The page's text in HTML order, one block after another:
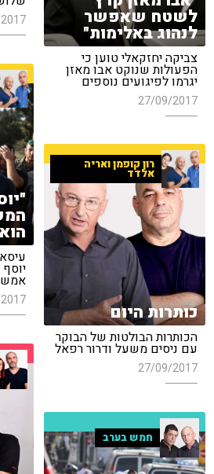
לשטח שאפשר
לנהוג באלימות"
צביקה יחזקאלי טוען כי
הפעולות שנוקט אבו מאזן
יגרמו לפיגועים נוספים
27/09/2017
אמש
רון קופמן ואריה
אלדד
כותרות היום
הכותרות הבולטות של הבוקר
עם ניסים משעל ודרור רפאל
27/09/2017
חמש בערב